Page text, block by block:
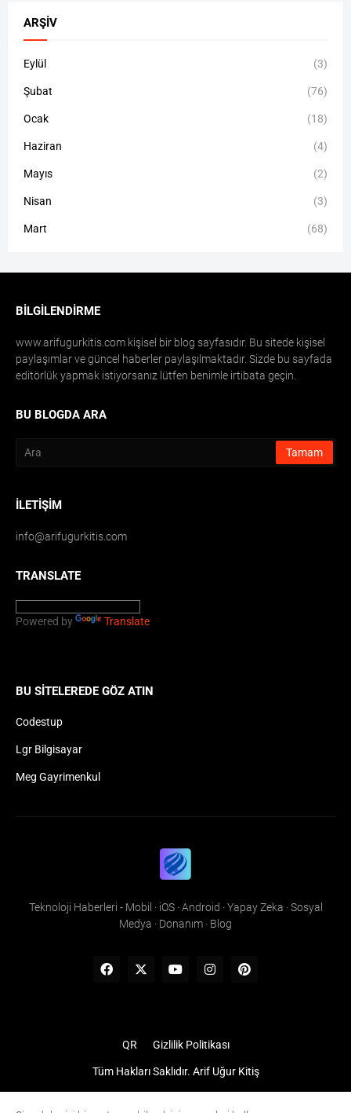
ARŞIV
Eylül (3)
Şubat (76)
Ocak (18)
Haziran (4)
Mayıs (2)
Nisan (3)
Mart (68)
BILGILENDIRME
www.arifugurkitis.com kişisel bir blog sayfasıdır. Bu sitede kişisel
paylaşımlar ve güncel haberler paylaşılmaktadır. Sizde bu sayfada
editörlük yapmak istiyorsanız lütfen benimle irtibata geçin.
BU BLOGDA ARA
İLETIŞIM
info@arifugurkitis.com
TRANSLATE
Powered by Translate
BU SITELEREDE GÖZ ATIN
Codestup
Lgr Bilgisayar
Meg Gayrimenkul
Teknoloji Haberleri - Mobil · iOS · Android · Yapay Zeka · Sosyal
Medya · Donanım · Blog
Tüm Hakları Saklıdır. Arif Uğur Kitiş
QR Gizlilik Politikası